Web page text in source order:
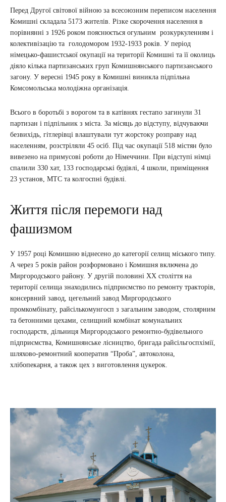
Перед Другої світової війною за всесоюзним переписом населення
Комишні складала 5173 жителів. Різке скорочення населення в
порівнянні з 1926 роком пояснюється огульним розкуркуленням і
колективізацію та голодомором 1932-1933 років. У період
німецько-фашистської окупації на території Комишні та її околиць
діяло кілька партизанських груп Комишнянського партизанського
загону. У вересні 1945 року в Комишні виникла підпільна
Комсомольська молодіжна організація.
Всього в боротьбі з ворогом та в катівнях гестапо загинули 31
партизан і підпільник з міста. За місяць до відступу, відчуваючи
безвихідь, гітлерівці влаштували тут жорстоку розправу над
населенням, розстріляли 45 осіб. Під час окупації 518 містян було
вивезено на примусові роботи до Німеччини. При відступі німці
спалили 330 хат, 133 господарські будівлі, 4 школи, приміщення
23 установ, МТС та колгоспні будівлі.
Життя після перемоги над
фашизмом
У 1957 році Комишню віднесено до категорії селищ міського типу.
А через 5 років район розформовано і Комишня включена до
Миргородського району. У другій половині ХХ століття на
території селища знаходились підприємство по ремонту тракторів,
консервний завод, цегельний завод Миргородського
промкомбінату, райсількомунгосп з загальним заводом, столярним
та бетонними цехами, селищний комбінат комунальних
господарств, дільниця Миргородського ремонтно-будівельного
підприємства, Комишнянське лісництво, бригада райсільгоспхімії,
шляхово-ремонтний кооператив “Проба”, автоколона,
хлібопекарня, а також цех з виготовлення цукерок.